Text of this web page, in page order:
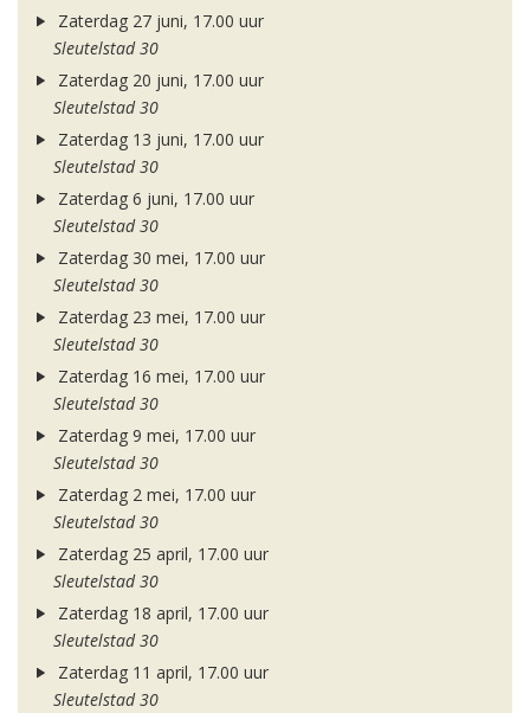
Zaterdag 27 juni, 17.00 uur
Sleutelstad 30
Zaterdag 20 juni, 17.00 uur
Sleutelstad 30
Zaterdag 13 juni, 17.00 uur
Sleutelstad 30
Zaterdag 6 juni, 17.00 uur
Sleutelstad 30
Zaterdag 30 mei, 17.00 uur
Sleutelstad 30
Zaterdag 23 mei, 17.00 uur
Sleutelstad 30
Zaterdag 16 mei, 17.00 uur
Sleutelstad 30
Zaterdag 9 mei, 17.00 uur
Sleutelstad 30
Zaterdag 2 mei, 17.00 uur
Sleutelstad 30
Zaterdag 25 april, 17.00 uur
Sleutelstad 30
Zaterdag 18 april, 17.00 uur
Sleutelstad 30
Zaterdag 11 april, 17.00 uur
Sleutelstad 30